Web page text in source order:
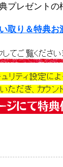
プレゼントの
取り＆特典